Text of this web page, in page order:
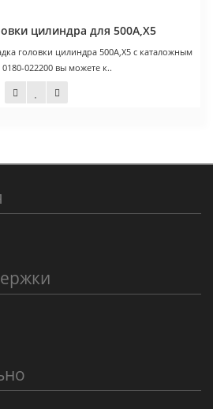
цилиндра для 500А,Х5
головки цилиндра 500А,Х5 с каталожным
022200 вы можете к..
1 300 руб.